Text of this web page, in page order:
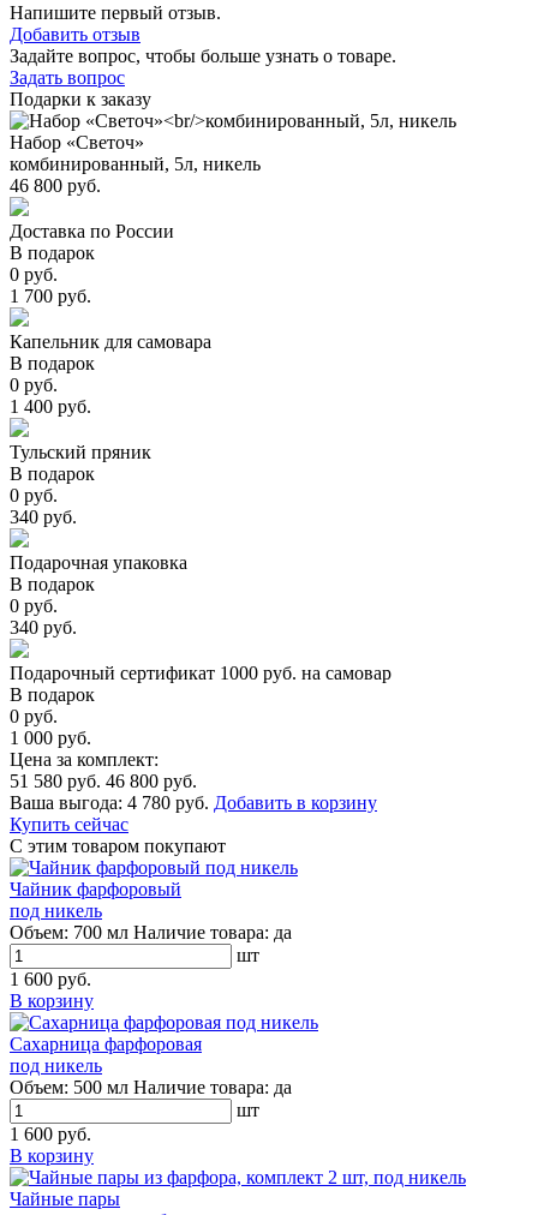
Напишите первый отзыв.
Добавить отзыв
Задайте вопрос, чтобы больше узнать о товаре.
Задать вопрос
Подарки к заказу
Набор «Светоч»
комбинированный, 5л, никель
46 800 руб.
Доставка по России
В подарок
0 руб.
1 700 руб.
Капельник для самовара
В подарок
0 руб.
1 400 руб.
Тульский пряник
В подарок
0 руб.
340 руб.
Подарочная упаковка
В подарок
0 руб.
340 руб.
Подарочный сертификат 1000 руб. на самовар
В подарок
0 руб.
1 000 руб.
Цена за комплект:
51 580 руб. 46 800 руб.
Ваша выгода: 4 780 руб. Добавить в корзину
Купить сейчас
С этим товаром покупают
Чайник фарфоровый
под никель
Объем: 700 мл Наличие товара: да
шт
1 600 руб.
В корзину
Сахарница фарфоровая
под никель
Объем: 500 мл Наличие товара: да
шт
1 600 руб.
В корзину
Чайные пары